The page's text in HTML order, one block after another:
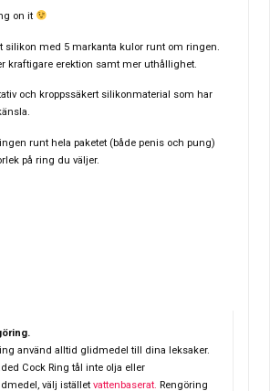
on it
silikon med 5 markanta kulor runt om ringen.
kraftigare erektion samt mer uthållighet.
och kroppssäkert silikonmaterial som har
runt hela paketet (både penis och pung)
på ring du väljer.
använd alltid glidmedel till dina leksaker.
Cock Ring tål
inte olja eller
välj istället vattenbaserat. Rengöring